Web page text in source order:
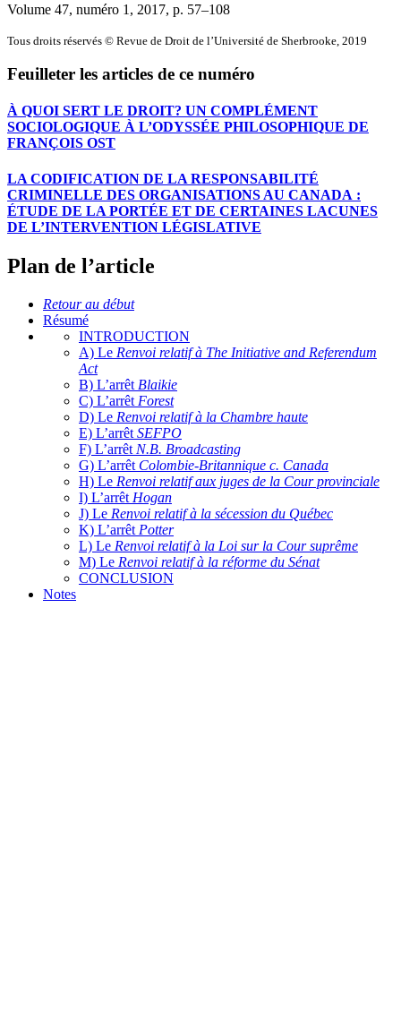
Volume 47, numéro 1, 2017, p. 57–108
Tous droits réservés © Revue de Droit de l’Université de Sherbrooke, 2019
Feuilleter les articles de ce numéro
À QUOI SERT LE DROIT? UN COMPLÉMENT
SOCIOLOGIQUE À L’ODYSSÉE PHILOSOPHIQUE DE
FRANÇOIS OST
LA CODIFICATION DE LA RESPONSABILITÉ
CRIMINELLE DES ORGANISATIONS AU CANADA :
ÉTUDE DE LA PORTÉE ET DE CERTAINES LACUNES
DE L’INTERVENTION LÉGISLATIVE
Plan de l’article
Retour au début
Résumé
INTRODUCTION
A) Le Renvoi relatif à The Initiative and Referendum
Act
B) L’arrêt Blaikie
C) L’arrêt Forest
D) Le Renvoi relatif à la Chambre haute
E) L’arrêt SEFPO
F) L’arrêt N.B. Broadcasting
G) L’arrêt Colombie-Britannique c. Canada
H) Le Renvoi relatif aux juges de la Cour provinciale
I) L’arrêt Hogan
J) Le Renvoi relatif à la sécession du Québec
K) L’arrêt Potter
L) Le Renvoi relatif à la Loi sur la Cour suprême
M) Le Renvoi relatif à la réforme du Sénat
CONCLUSION
Notes